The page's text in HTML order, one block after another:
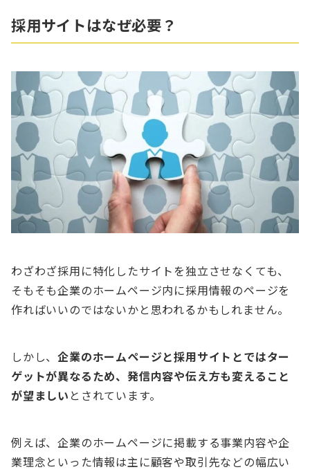
採用サイトはなぜ必要？
わざわざ採用に特化したサイトを独立させなくても、
そもそも企業のホームページ内に採用情報のページを
作ればいいのではないかと思われるかもしれません。
しかし、企業のホームページと採用サイトとではター
ゲットが異なるため、発信内容や伝え方も変えること
が望ましい とされています。
例えば、企業のホームページに掲載する事業内容や企
業理念といった情報は主に顧客や取引先などの幅広い